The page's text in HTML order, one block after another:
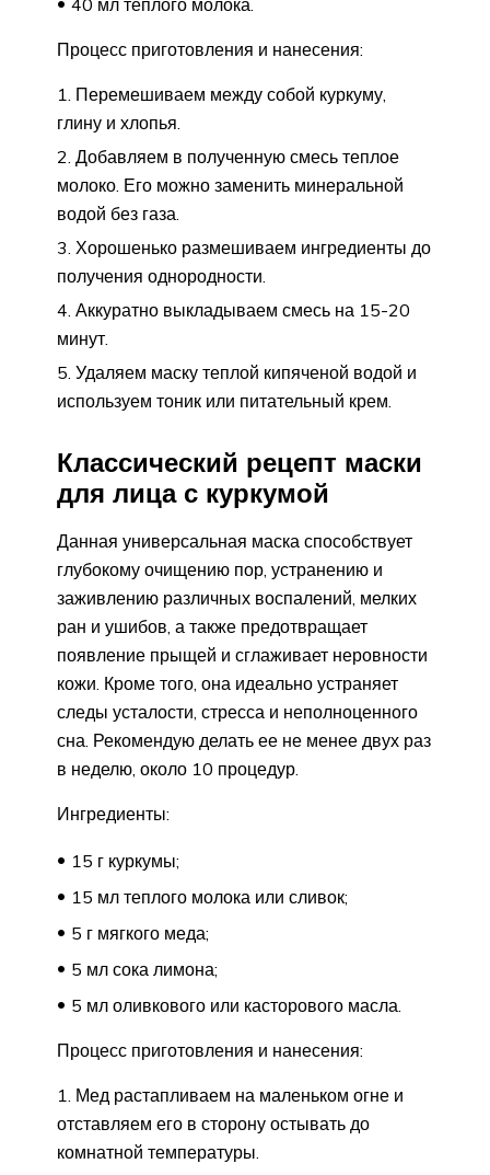
40 мл теплого молока.
Процесс приготовления и нанесения:
Перемешиваем между собой куркуму,
глину и хлопья.
Добавляем в полученную смесь теплое
молоко. Его можно заменить минеральной
водой без газа.
Хорошенько размешиваем ингредиенты до
получения однородности.
Аккуратно выкладываем смесь на 15-20
минут.
Удаляем маску теплой кипяченой водой и
используем тоник или питательный крем.
Классический рецепт маски
для лица с куркумой
Данная универсальная маска способствует
глубокому очищению пор, устранению и
заживлению различных воспалений, мелких
ран и ушибов, а также предотвращает
появление прыщей и сглаживает неровности
кожи. Кроме того, она идеально устраняет
следы усталости, стресса и неполноценного
сна. Рекомендую делать ее не менее двух раз
в неделю, около 10 процедур.
Ингредиенты:
15 г куркумы;
15 мл теплого молока или сливок;
5 г мягкого меда;
5 мл сока лимона;
5 мл оливкового или касторового масла.
Процесс приготовления и нанесения:
Мед растапливаем на маленьком огне и
отставляем его в сторону остывать до
комнатной температуры.